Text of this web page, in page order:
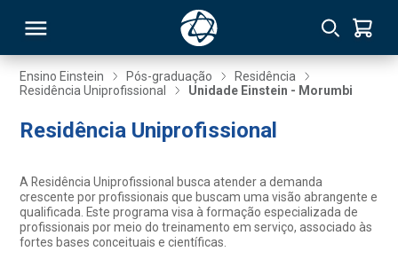
Ensino Einstein Pós-graduação
Residência
Residência Uniprofissional
Unidade Einstein - Morumbi
Residência Uniprofissional
A Residência Uniprofissional busca atender a demanda
crescente por profissionais que buscam uma visão abrangente e
qualificada. Este programa visa à formação especializada de
profissionais por meio do treinamento em serviço, associado às
fortes bases conceituais e científicas.